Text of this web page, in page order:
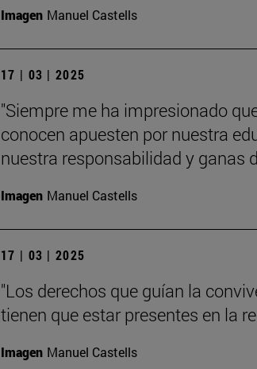
Imagen Manuel Castells
17 | 03 | 2025
"Siempre me ha impresionado
conocen apuesten por nuestra
nuestra responsabilidad y ganas
Imagen Manuel Castells
17 | 03 | 2025
"Los derechos que guían la
tienen que estar presentes en la
Imagen Manuel Castells